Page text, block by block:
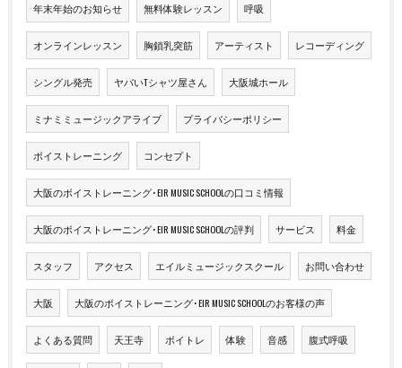
年末年始のお知らせ 無料体験レッスン 呼吸
オンラインレッスン 胸鎖乳突筋 アーティスト レコーディング
シングル発売 ヤバいTシャツ屋さん 大阪城ホール
ミナミミュージックアライブ プライバシーポリシー
ボイストレーニング コンセプト
大阪のボイストレーニング･EIR MUSIC SCHOOLの口コミ情報
大阪のボイストレーニング･EIR MUSIC SCHOOLの評判 サービス 料金
スタッフ アクセス エイルミュージックスクール お問い合わせ
大阪 大阪のボイストレーニング･EIR MUSIC SCHOOLのお客様の声
よくある質問 天王寺 ボイトレ 体験 音感 腹式呼吸